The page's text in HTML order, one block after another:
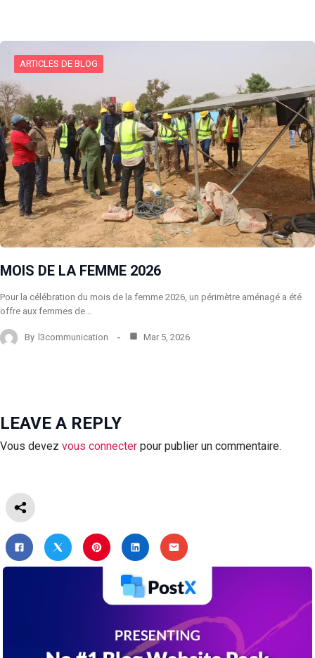
ARTICLES DE BLOG
MOIS DE LA FEMME 2026
Pour la célébration du mois de la femme 2026, un périmètre aménagé a été
offre aux femmes de…
By l3communication Mar 5, 2026
LEAVE A REPLY
Vous devez vous connecter pour publier un commentaire.